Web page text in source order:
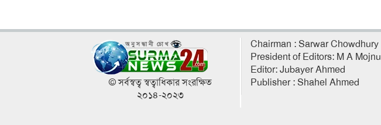
© সর্বস্বত্ব স্বত্বাধিকার সংরক্ষিত
২০১৪-২০২৩
Chairman : Sarwar Chowdhury
President of Editors: M A Mojnu
Editor: Jubayer Ahmed
Publisher : Shahel Ahmed